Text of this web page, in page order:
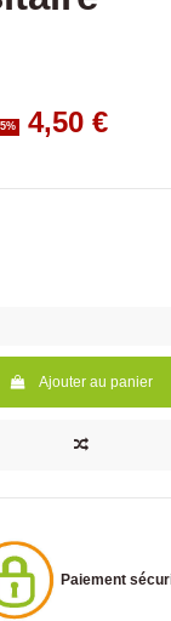
4,50 €
Ajouter au panier
Paiement